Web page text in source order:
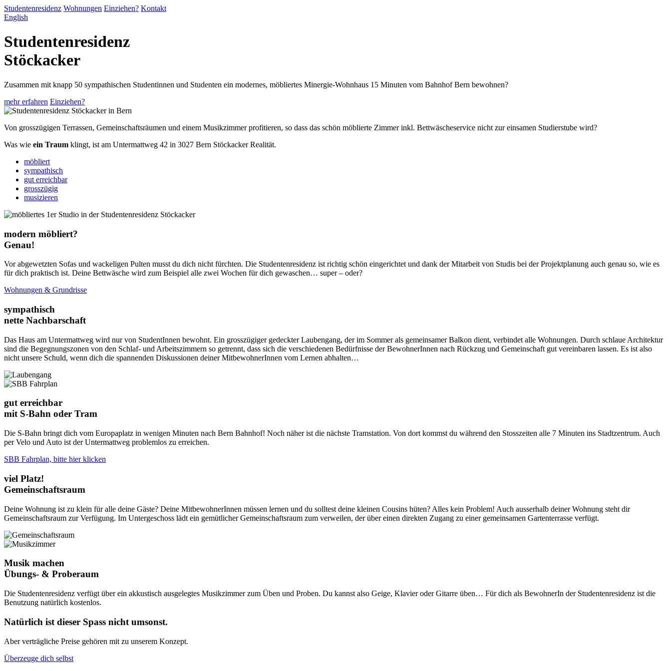
Studentenresidenz Wohnungen Einziehen? Kontakt
English
Studentenresidenz
Stöckacker
Zusammen mit knapp 50 sympathischen Studentinnen und Studenten ein modernes, möbliertes Minergie-Wohnhaus 15 Minuten vom Bahnhof Bern bewohnen?
mehr erfahren Einziehen?
Von grosszügigen Terrassen, Gemeinschaftsräumen und einem Musikzimmer profitieren, so dass das schön möblierte Zimmer inkl. Bettwäscheservice nicht zur einsamen Studierstube wird?
Was wie ein Traum klingt, ist am Untermattweg 42 in 3027 Bern Stöckacker Realität.
möbliert
sympathisch
gut erreichbar
grosszügig
musizieren
modern möbliert?
Genau!
Vor abgewetzten Sofas und wackeligen Pulten musst du dich nicht fürchten. Die Studentenresidenz ist richtig schön eingerichtet und dank der Mitarbeit von Studis bei der Projektplanung auch genau so, wie es
für dich praktisch ist. Deine Bettwäsche wird zum Beispiel alle zwei Wochen für dich gewaschen… super – oder?
Wohnungen & Grundrisse
sympathisch
nette Nachbarschaft
Das Haus am Untermattweg wird nur von StudentInnen bewohnt. Ein grosszügiger gedeckter Laubengang, der im Sommer als gemeinsamer Balkon dient, verbindet alle Wohnungen. Durch schlaue Architektur
sind die Begegnungszonen von den Schlaf- und Arbeitszimmern so getrennt, dass sich die verschiedenen Bedürfnisse der BewohnerInnen nach Rückzug und Gemeinschaft gut vereinbaren lassen. Es ist also
nicht unsere Schuld, wenn dich die spannenden Diskussionen deiner MitbewohnerInnen vom Lernen abhalten…
gut erreichbar
mit S-Bahn oder Tram
Die S-Bahn bringt dich vom Europaplatz in wenigen Minuten nach Bern Bahnhof! Noch näher ist die nächste Tramstation. Von dort kommst du während den Stosszeiten alle 7 Minuten ins Stadtzentrum. Auch
per Velo und Auto ist der Untermattweg problemlos zu erreichen.
SBB Fahrplan, bitte hier klicken
viel Platz!
Gemeinschaftsraum
Deine Wohnung ist zu klein für alle deine Gäste? Deine MitbewohnerInnen müssen lernen und du solltest deine kleinen Cousins hüten? Alles kein Problem! Auch ausserhalb deiner Wohnung steht dir
Gemeinschaftsraum zur Verfügung. Im Untergeschoss lädt ein gemütlicher Gemeinschaftsraum zum verweilen, der über einen direkten Zugang zu einer gemeinsamen Gartenterrasse verfügt.
Musik machen
Übungs- & Proberaum
Die Studentenresidenz verfügt über ein akkustisch ausgelegtes Musikzimmer zum Üben und Proben. Du kannst also Geige, Klavier oder Gitarre üben… Für dich als BewohnerIn der Studentenresidenz ist die
Benutzung natürlich kostenlos.
Natürlich ist dieser Spass nicht umsonst.
Aber verträgliche Preise gehören mit zu unserem Konzept.
Überzeuge dich selbst